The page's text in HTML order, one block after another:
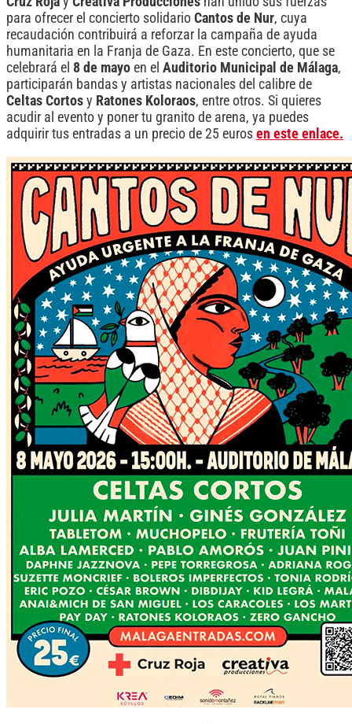
para ofrecer el concierto solidario Cantos de Nur, cuya
recaudación contribuirá a reforzar la campaña de ayuda
humanitaria en la Franja de Gaza. En este concierto, que se
celebrará el 8 de mayo en el Auditorio Municipal de Málaga,
participarán bandas y artistas nacionales del calibre de
Celtas Cortos y Ratones Koloraos, entre otros. Si quieres
acudir al evento y poner tu granito de arena, ya puedes
adquirir tus entradas a un precio de 25 euros en este enlace.